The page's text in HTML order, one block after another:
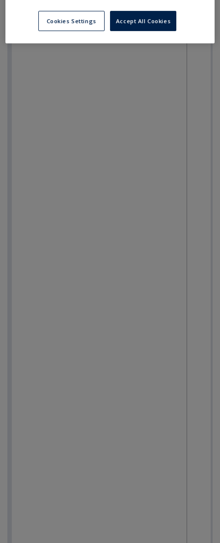
Cookies Settings Accept All Cookies